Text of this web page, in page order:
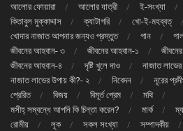
আলোর ফোয়ারা
আলোর যাত্রী ই-সংখ্যা
কিতাবুল মুক্কাদ্দাস
ক্যাটাগরি
খো-ই-মহব্বত্
খোদার নাজাত আপনার জন্যও প্রস্তুত
গান
জীবনের আহবান- ৩
জীবনের আহবান-১
জীবনের আহবান-৪
দৃষ্টি খুলে দাও
নাজাত
নাজাত লাভের উপায় কী?- ২
নিবেদন নূরের
প্রেরিত
বিজয় বিমূর্ত প্রেম
মথি
মসীহ্ সম্বন্ধে আপনি কি চিন্তা করেন?
মার্ক
রোমীয়
লূক সকল সংখ্যা সম্পাদকীয়